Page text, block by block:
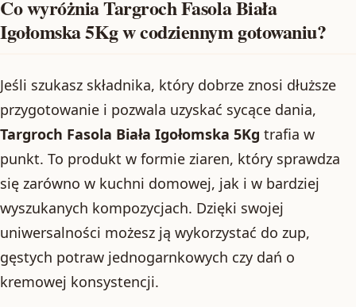
Co wyróżnia Targroch Fasola Biała
Igołomska 5Kg w codziennym gotowaniu?
Jeśli szukasz składnika, który dobrze znosi dłuższe
przygotowanie i pozwala uzyskać sycące dania,
Targroch Fasola Biała Igołomska 5Kg trafia w
punkt. To produkt w formie ziaren, który sprawdza
się zarówno w kuchni domowej, jak i w bardziej
wyszukanych kompozycjach. Dzięki swojej
uniwersalności możesz ją wykorzystać do zup,
gęstych potraw jednogarnkowych czy dań o
kremowej konsystencji.